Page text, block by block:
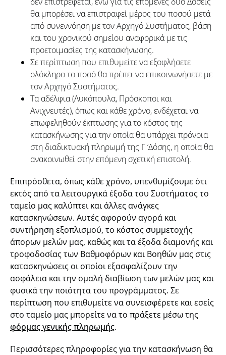
θα μπορέσει να επιστραφεί μέρος του ποσού μετά
από συνεννόηση με τον Αρχηγό Συστήματος, βάση
και του χρονικού σημείου αναφορικά με τις
προετοιμασίες της κατασκήνωσης.
Σε περίπτωση που επιθυμείτε να εξοφλήσετε
ολόκληρο το ποσό θα πρέπει να επικοινωνήσετε με
τον Αρχηγό Συστήματος.
Τα αδέλφια (Λυκόπουλα, Πρόσκοποι και
Ανιχνευτές), όπως και κάθε χρόνο, ενδέχεται να
επωφεληθούν έκπτωσης για το κόστος της
κατασκήνωσης για την οποία θα υπάρχει πρόνοια
στη διαδικτυακή πληρωμή της Γ ’Δόσης, η οποία θα
ανακοινωθεί στην επόμενη σχετική επιστολή.
Επιπρόσθετα, όπως κάθε χρόνο, υπενθυμίζουμε ότι
εκτός από τα λειτουργικά έξοδα του Συστήματος το
ταμείο μας καλύπτει και άλλες ανάγκες
κατασκηνώσεων. Αυτές αφορούν αγορά και
συντήρηση εξοπλισμού, το κόστος συμμετοχής
άπορων μελών μας, καθώς και τα έξοδα διαμονής και
τροφοδοσίας των Βαθμοφόρων και Βοηθών μας στις
κατασκηνώσεις οι οποίοι εξασφαλίζουν την
ασφάλεια και την ομαλή διαβίωση των μελών μας και
φυσικά την ποιότητα του προγράμματος. Σε
περίπτωση που επιθυμείτε να συνεισφέρετε και εσείς
στο ταμείο μας μπορείτε να το πράξετε μέσω της
φόρμας γενικής πληρωμής.
Περισσότερες πληροφορίες για την κατασκήνωση θα